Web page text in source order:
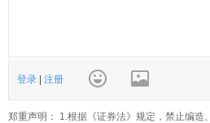
登录 注册
郑重声明： 1.根据《证券法》规定，禁止编